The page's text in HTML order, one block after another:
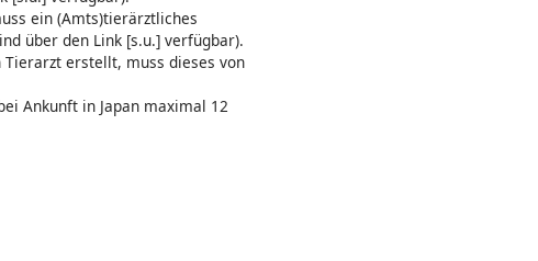
ein (Amts)tierärztliches
über den Link [s.u.] verfügbar).
Tierarzt erstellt, muss dieses von
Ankunft in Japan maximal 12